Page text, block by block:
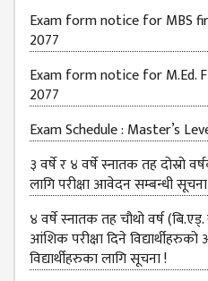
Exam form notice for MBS
2077
Exam form notice for M.Ed.
2077
Exam Schedule : Master’s
३ वर्षे र ४ वर्षे स्नातक तह दोस्रो
लागि परीक्षा आवेदन सम्बन्धी
४ वर्षे स्नातक तह चौथो वर्ष
आंशिक परीक्षा दिने
विद्यार्थीहरुका लागि सूचना !